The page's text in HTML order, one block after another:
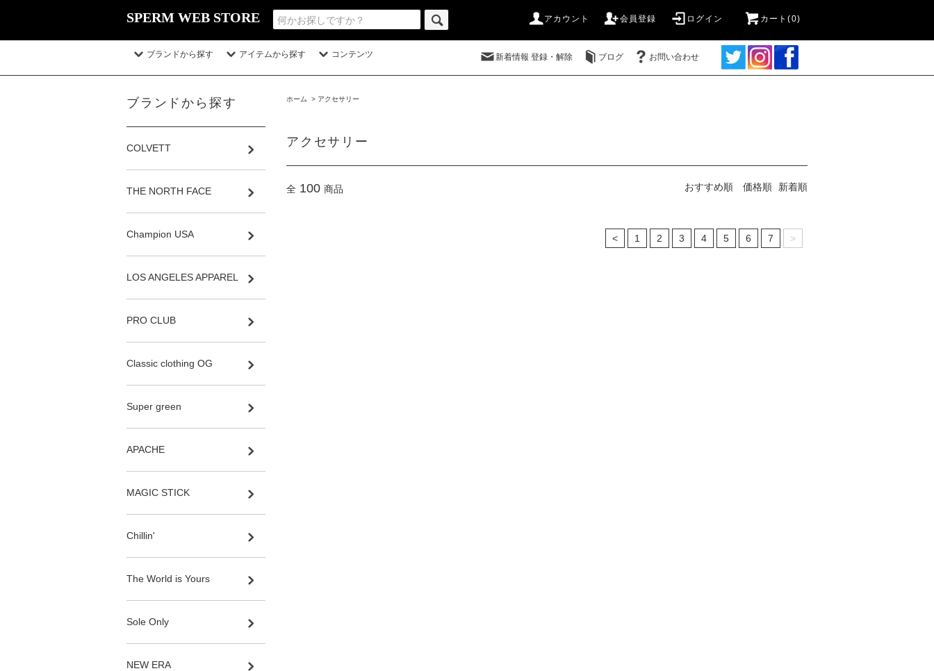
SPERM WEB STORE アカウント 会員登録 ログイン カート(0)
ブランドから探す アイテムから探す コンテンツ 新着情報 登録・解除 ブログ お問い合わせ
ホーム > アクセサリー
アクセサリー
全 100 商品 おすすめ順 価格順 新着順
< 1 2 3 4 5 6 7 >
ブランドから探す
COLVETT
THE NORTH FACE
Champion USA
LOS ANGELES APPAREL
PRO CLUB
Classic clothing OG
Super green
APACHE
MAGIC STICK
Chillin'
The World is Yours
Sole Only
NEW ERA